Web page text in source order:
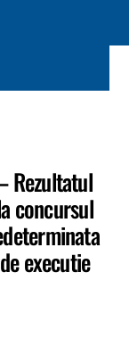
Rezultatul
concursul
executie